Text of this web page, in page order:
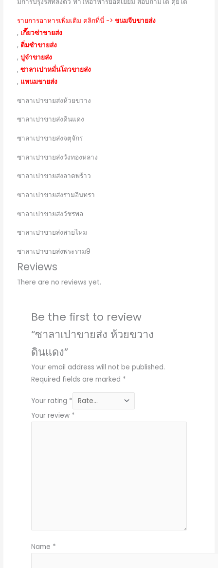
รายการอาหารเพิ่มเติม คลิกที่นี่ -> ขนมจีบขายส่ง
, เกี๊ยวซ่าขายส่ง
, ติ่มซำขายส่ง
, ปูจ๋าขายส่ง
, ซาลาเปาหมั่นโถวขายส่ง
, แหนมขายส่ง
ซาลาเปาขายส่งห้วยขวาง
ซาลาเปาขายส่งดินแดง
ซาลาเปาขายส่งจตุจักร
ซาลาเปาขายส่งวังทองหลาง
ซาลาเปาขายส่งลาดพร้าว
ซาลาเปาขายส่งรามอินทรา
ซาลาเปาขายส่งวัชรพล
ซาลาเปาขายส่งสายไหม
ซาลาเปาขายส่งพระราม9
Reviews
There are no reviews yet.
Be the first to review
“ซาลาเปาขายส่ง ห้วยขวาง
ดินแดง”
Your email address will not be published.
Required fields are marked *
Your rating *
Your review *
Name *